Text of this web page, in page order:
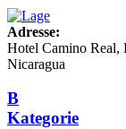
Adresse:
Hotel Camino Real,
Nicaragua
B
Kategorie